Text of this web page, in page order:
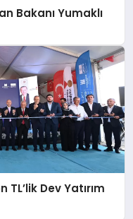
Bakanı Yumaklı
Dev Yatırım